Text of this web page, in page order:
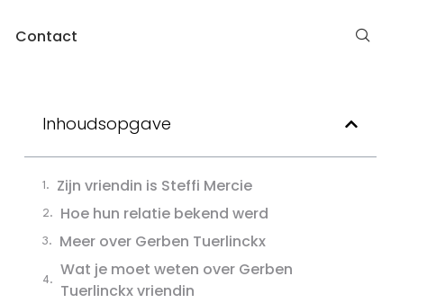
Contact
Inhoudsopgave
Zijn vriendin is Steffi Mercie
Hoe hun relatie bekend werd
Meer over Gerben Tuerlinckx
Wat je moet weten over Gerben
Tuerlinckx vriendin